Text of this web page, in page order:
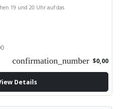
19 und 20 Uhr auf das
confirmation_number $0,00
Details